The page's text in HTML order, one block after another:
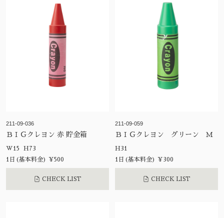
211-09-036
ＢＩＧクレヨン 赤 貯金箱
W15 H73
1日(基本料金) ¥500
CHECK LIST
211-09-059
ＢＩＧクレヨン グリーン Ｍ
H31
1日(基本料金) ¥300
CHECK LIST